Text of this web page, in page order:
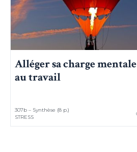
Alléger sa charge mentale
au travail
307b – Synthèse (8 p.)
STRESS